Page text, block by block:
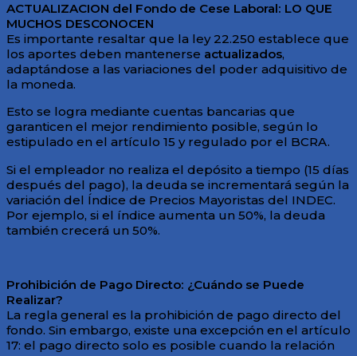
ACTUALIZACION del Fondo de Cese Laboral: LO QUE
MUCHOS DESCONOCEN
Es importante resaltar que la ley 22.250 establece que
los aportes deben mantenerse actualizados,
adaptándose a las variaciones del poder adquisitivo de
la moneda.
Esto se logra mediante cuentas bancarias que
garanticen el mejor rendimiento posible, según lo
estipulado en el artículo 15 y regulado por el BCRA.
Si el empleador no realiza el depósito a tiempo (15 días
después del pago), la deuda se incrementará según la
variación del Índice de Precios Mayoristas del INDEC.
Por ejemplo, si el índice aumenta un 50%, la deuda
también crecerá un 50%.
Prohibición de Pago Directo: ¿Cuándo se Puede
Realizar?
La regla general es la prohibición de pago directo del
fondo. Sin embargo, existe una excepción en el artículo
17: el pago directo solo es posible cuando la relación